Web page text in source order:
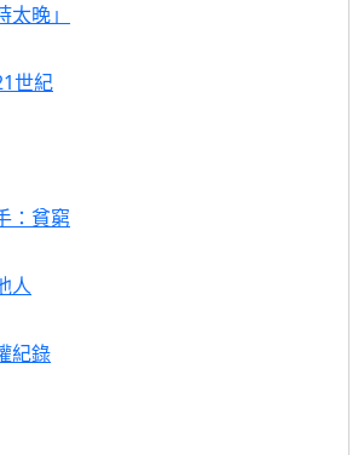
晚」
世紀
：貧窮
人
紀錄